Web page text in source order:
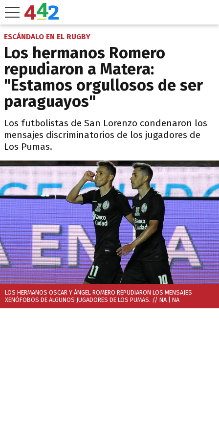
ESCÁNDALO EN EL RUGBY
Los hermanos Romero
repudiaron a Matera:
"Estamos orgullosos de ser
paraguayos"
Los futbolistas de San Lorenzo condenaron los
mensajes discriminatorios de los jugadores de
Los Pumas.
LOS HERMANOS OSCAR Y ÁNGEL ROMERO REPUDIARON LOS MENSAJES
XENÓFOBOS DE ALGUNOS JUGADORES DE LOS PUMAS. // NA | NA